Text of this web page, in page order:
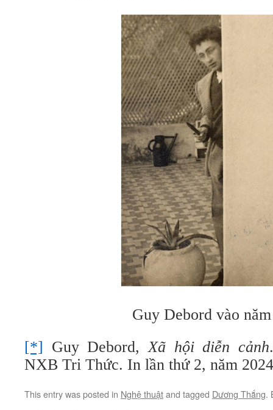
Guy Debord vào
[*] Guy Debord,Xã hội diễn cảnh
NXB Tri Thức. In lần thứ 2, năm
This entry was posted in Nghệ thuậtand tagged Dương Thắng.